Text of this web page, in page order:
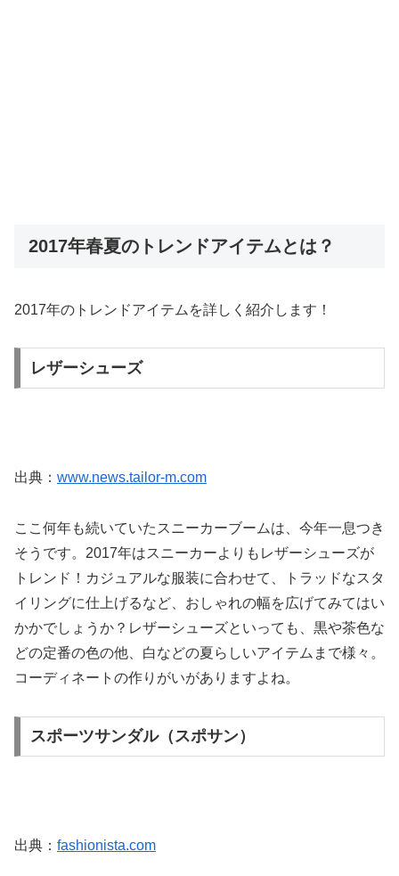
2017年春夏のトレンドアイテムとは？
2017年のトレンドアイテムを詳しく紹介します！
レザーシューズ
出典： www.news.tailor-m.com
ここ何年も続いていたスニーカーブームは、今年一息つき
そうです。2017年はスニーカーよりもレザーシューズが
トレンド！カジュアルな服装に合わせて、トラッドなスタ
イリングに仕上げるなど、おしゃれの幅を広げてみてはい
かかでしょうか？レザーシューズといっても、黒や茶色な
どの定番の色の他、白などの夏らしいアイテムまで様々。
コーディネートの作りがいがありますよね。
スポーツサンダル（スポサン）
出典： fashionista.com